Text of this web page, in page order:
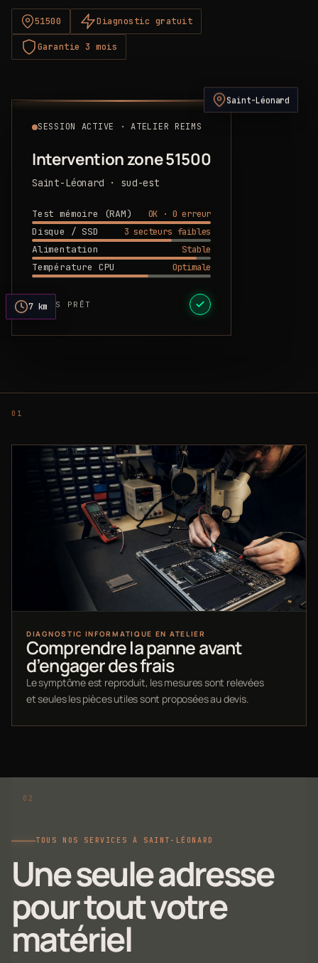
51500 Diagnostic gratuit
Garantie 3 mois
SESSION ACTIVE · ATELIER REIMS
Intervention zone 51500
Saint-Léonard · sud-est
Test mémoire (RAM)
OK · 0 erreur
Disque / SSD
3 secteurs faibles
Alimentation
Stable
Température CPU
Optimale
DEVIS PRÊT
Saint-Léonard
7 km
DIAGNOSTIC INFORMATIQUE EN ATELIER
Comprendre la panne avant
d’engager des frais
Le symptôme est reproduit, les mesures sont relevées
et seules les pièces utiles sont proposées au devis.
TOUS NOS SERVICES À SAINT-LÉONARD
Une seule adresse
pour tout votre
matériel